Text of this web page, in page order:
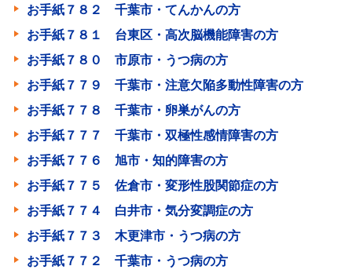
お手紙７８２ 千葉市・てんかんの方
お手紙７８１ 台東区・高次脳機能障害の方
お手紙７８０ 市原市・うつ病の方
お手紙７７９ 千葉市・注意欠陥多動性障害の方
お手紙７７８ 千葉市・卵巣がんの方
お手紙７７７ 千葉市・双極性感情障害の方
お手紙７７６ 旭市・知的障害の方
お手紙７７５ 佐倉市・変形性股関節症の方
お手紙７７４ 白井市・気分変調症の方
お手紙７７３ 木更津市・うつ病の方
お手紙７７２ 千葉市・うつ病の方